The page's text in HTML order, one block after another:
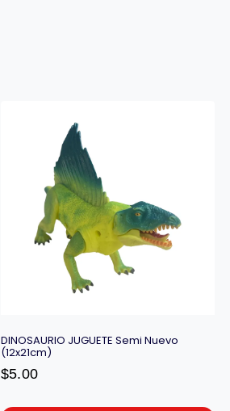
DINOSAURIO JUGUETE Semi Nuevo
(12x21cm)
$5.00